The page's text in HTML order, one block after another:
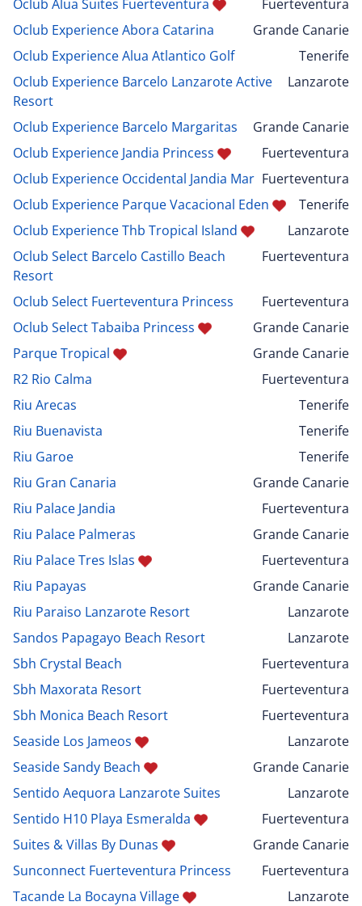
Oclub Alua Suites Fuerteventura
Fuerteventura
Oclub Experience Abora Catarina
Grande Canarie
Oclub Experience Alua Atlantico Golf
Tenerife
Oclub Experience Barcelo Lanzarote Active
Resort
Lanzarote
Oclub Experience Barcelo Margaritas
Grande Canarie
Oclub Experience Jandia Princess
Fuerteventura
Oclub Experience Occidental Jandia Mar Fuerteventura
Oclub Experience Parque Vacacional Eden
Tenerife
Oclub Experience Thb Tropical Island
Lanzarote
Oclub Select Barcelo Castillo Beach
Resort
Fuerteventura
Oclub Select Fuerteventura Princess
Fuerteventura
Oclub Select Tabaiba Princess
Grande Canarie
Parque Tropical
Grande Canarie
R2 Rio Calma
Fuerteventura
Riu Arecas
Tenerife
Riu Buenavista
Tenerife
Riu Garoe
Tenerife
Riu Gran Canaria
Grande Canarie
Riu Palace Jandia
Fuerteventura
Riu Palace Palmeras
Grande Canarie
Riu Palace Tres Islas
Fuerteventura
Riu Papayas
Grande Canarie
Riu Paraiso Lanzarote Resort
Lanzarote
Sandos Papagayo Beach Resort
Lanzarote
Sbh Crystal Beach
Fuerteventura
Sbh Maxorata Resort
Fuerteventura
Sbh Monica Beach Resort
Fuerteventura
Seaside Los Jameos
Lanzarote
Seaside Sandy Beach
Grande Canarie
Sentido Aequora Lanzarote Suites
Lanzarote
Sentido H10 Playa Esmeralda
Fuerteventura
Suites & Villas By Dunas
Grande Canarie
Sunconnect Fuerteventura Princess
Fuerteventura
Tacande La Bocayna Village
Lanzarote